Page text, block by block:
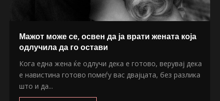
Мажот може се, освен да ја врати жената која
одлучила да го остави
Кога една жена ќе одлучи дека е готово, верувај дека
е навистина готово помеѓу вас двајцата, без разлика
што и да...